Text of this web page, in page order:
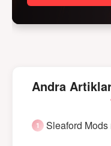
Andra
Sleaford